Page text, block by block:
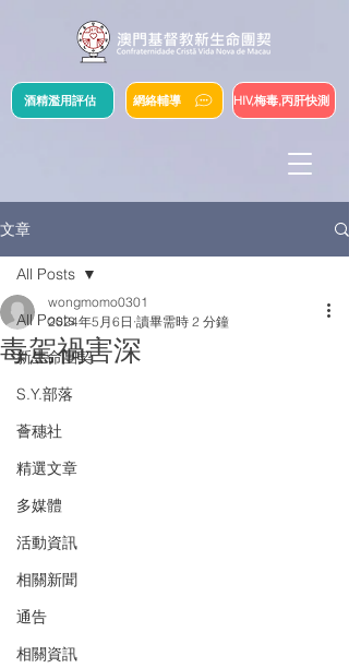
網絡輔導
酒精濫用評估 HIV,梅毒,丙肝快測
文章
All Posts
新生命團契
S.Y.部落
薈穗社
精選文章
多媒體
活動資訊
相關新聞
通告
相關資訊
All Posts
毒駕禍害深
wongmomo0301
2024年5月6日 讀畢需時 2 分鐘